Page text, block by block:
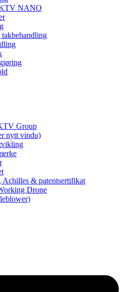
NANO
Group
nytt vindu)
Achilles & patentsertifikat
Drone